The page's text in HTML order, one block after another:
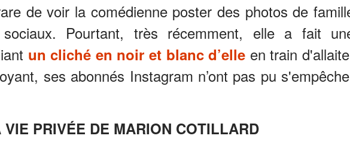
de voir la comédienne poster des photos de
Pourtant, très récemment, elle a fait
un cliché en noir et blanc d’elle en train
ses abonnés Instagram n’ont pas pu
VIE PRIVÉE DE MARION COTILLARD